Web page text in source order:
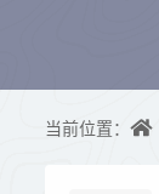
当前位置：